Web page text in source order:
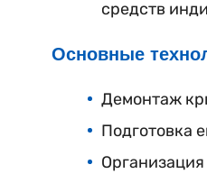
средств
Основные
Демонтаж
Подготовка